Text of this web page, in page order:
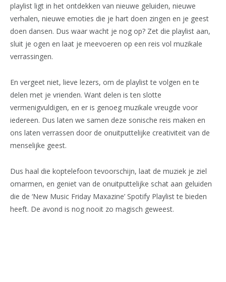
playlist ligt in het ontdekken van nieuwe geluiden, nieuwe
verhalen, nieuwe emoties die je hart doen zingen en je geest
doen dansen. Dus waar wacht je nog op? Zet die playlist aan,
sluit je ogen en laat je meevoeren op een reis vol muzikale
verrassingen.
En vergeet niet, lieve lezers, om de playlist te volgen en te
delen met je vrienden. Want delen is ten slotte
vermenigvuldigen, en er is genoeg muzikale vreugde voor
iedereen. Dus laten we samen deze sonische reis maken en
ons laten verrassen door de onuitputtelijke creativiteit van de
menselijke geest.
Dus haal die koptelefoon tevoorschijn, laat de muziek je ziel
omarmen, en geniet van de onuitputtelijke schat aan geluiden
die de ‘New Music Friday Maxazine’ Spotify Playlist te bieden
heeft. De avond is nog nooit zo magisch geweest.